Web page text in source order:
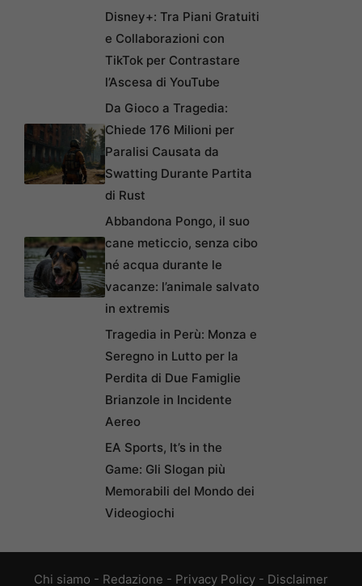
Disney+: Tra Piani Gratuiti
e Collaborazioni con
TikTok per Contrastare
l’Ascesa di YouTube
Da Gioco a Tragedia:
Chiede 176 Milioni per
Paralisi Causata da
Swatting Durante Partita
di Rust
Abbandona Pongo, il suo
cane meticcio, senza cibo
né acqua durante le
vacanze: l’animale salvato
in extremis
Tragedia in Perù: Monza e
Seregno in Lutto per la
Perdita di Due Famiglie
Brianzole in Incidente
Aereo
EA Sports, It’s in the
Game: Gli Slogan più
Memorabili del Mondo dei
Videogiochi
Chi siamo - Redazione - Privacy Policy - Disclaimer